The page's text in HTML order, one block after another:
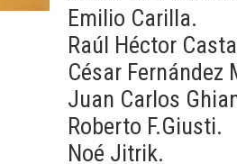
Emilio Carilla.
Raúl Héctor
César Fernández
Juan Carlos
Roberto F.Giusti.
Noé Jitrik.